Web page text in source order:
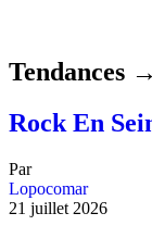
Tendances →
Rock En
Par
Lopocomar
21 juillet 2026